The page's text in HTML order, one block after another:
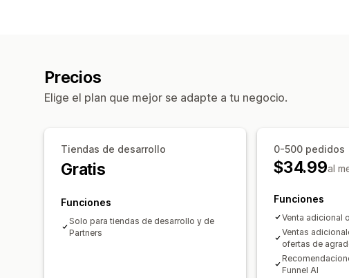
Precios
Elige el plan que mejor se adapte a tu negocio.
Tiendas de desarrollo
Gratis
Funciones
Solo para tiendas de desarrollo y de
Partners
0-500 pedidos
$34.99al
Funciones
Venta adicional
Ventas
ofertas de
Funnel AI